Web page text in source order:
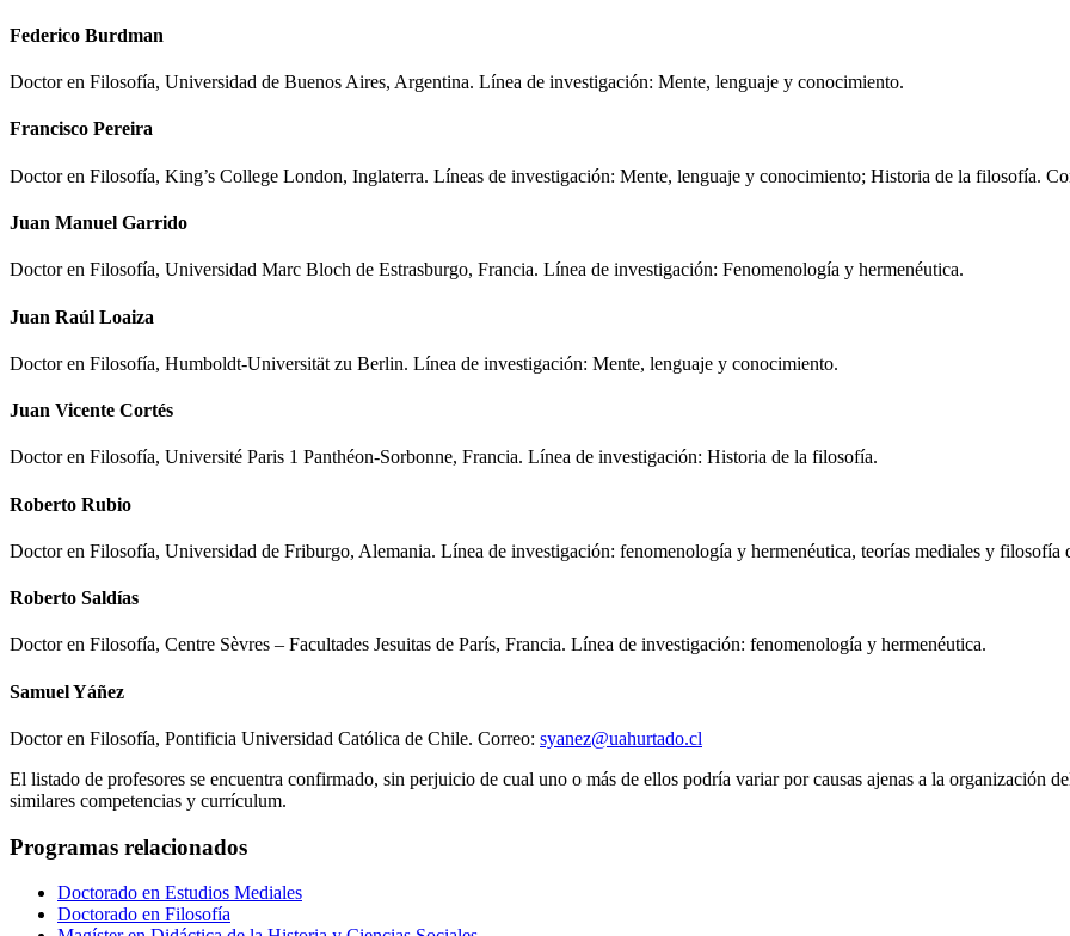
Federico Burdman
Doctor en Filosofía, Universidad de Buenos Aires, Argentina. Línea de investigación: Mente, lenguaje y conocimiento.
Francisco Pereira
Doctor en Filosofía, King’s College London, Inglaterra. Líneas de investigación: Mente, lenguaje y conocimiento; Historia de la filosofía.
Juan Manuel Garrido
Doctor en Filosofía, Universidad Marc Bloch de Estrasburgo, Francia. Línea de investigación: Fenomenología y hermenéutica.
Juan Raúl Loaiza
Doctor en Filosofía, Humboldt-Universität zu Berlin. Línea de investigación: Mente, lenguaje y conocimiento.
Juan Vicente Cortés
Doctor en Filosofía, Université Paris 1 Panthéon-Sorbonne, Francia. Línea de investigación: Historia de la filosofía.
Roberto Rubio
Doctor en Filosofía, Universidad de Friburgo, Alemania. Línea de investigación: fenomenología y hermenéutica, teorías mediales y filosofía
Roberto Saldías
Doctor en Filosofía, Centre Sèvres – Facultades Jesuitas de París, Francia. Línea de investigación: fenomenología y hermenéutica.
Samuel Yáñez
Doctor en Filosofía, Pontificia Universidad Católica de Chile. Correo: syanez@uahurtado.cl
El listado de profesores se encuentra confirmado, sin perjuicio de cual uno o más de ellos podría variar por causas ajenas a la organización
similares competencias y currículum.
Programas relacionados
Doctorado en Estudios Mediales
Doctorado en Filosofía